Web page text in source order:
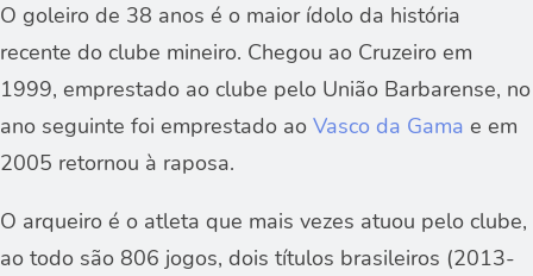
O goleiro de 38 anos é o maior ídolo da história
recente do clube mineiro. Chegou ao Cruzeiro em
1999, emprestado ao clube pelo União Barbarense, no
ano seguinte foi emprestado ao Vasco da Gama e em
2005 retornou à raposa.
O arqueiro é o atleta que mais vezes atuou pelo clube,
ao todo são 806 jogos, dois títulos brasileiros (2013-